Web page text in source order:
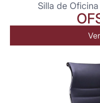
Silla de